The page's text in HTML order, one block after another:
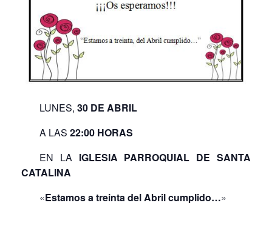
LUNES, 30 DE ABRIL
A LAS 22:00 HORAS
EN LAIGLESIA PARROQUIAL DE SANTA
CATALINA
«Estamos a treinta del Abril cumplido…»